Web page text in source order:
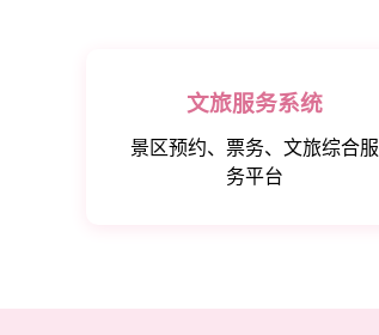
文旅服务系统
景区预约、票务、文旅综合服
务平台